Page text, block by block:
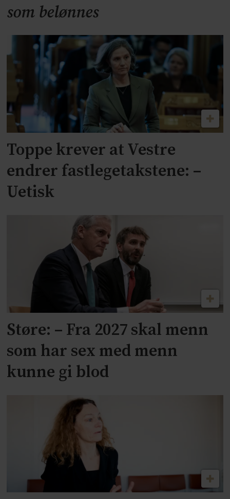
som belønnes
Toppe krever at Vestre
endrer fastlegetakstene: –
Uetisk
Støre: – Fra 2027 skal menn
som har sex med menn
kunne gi blod